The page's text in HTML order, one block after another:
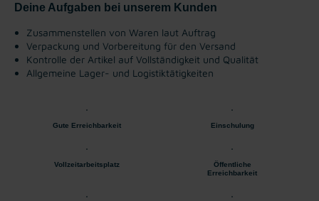
Deine Aufgaben bei unserem Kunden
Zusammenstellen von Waren laut Auftrag
Verpackung und Vorbereitung für den Versand
Kontrolle der Artikel auf Vollständigkeit und Qualität
Allgemeine Lager- und Logistiktätigkeiten
Gute Erreichbarkeit Einschulung
Vollzeitarbeitsplatz
Öffentliche
Erreichbarkeit